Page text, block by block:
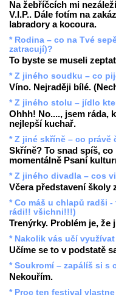
Na žebříčcích mi
V.I.P.. Dále fotím na
labradory a kocoura.
* Rodina – co na Tvé
zatracují)?
To byste se museli
* Z jiného soudku – co
Víno. Nejraději bílé.
* Z jiného stolu – jídlo
Ohhh! No...., jsem ráda,
nejlepší kuchař.
* Z jiné skříně – co právě
Skříně? To snad spíš,
momentálně Psaní
* Z jiného divadla – cos
Včera představení školy
* Co máš u chlapů radši
rádi!! všichni!!!)
Trenýrky. Problém je, že
* Nakolik vás učí
Učíme se to v podstatě
* Soukromí – zapálíš si s
Nekouřím.
* Proc ten festival